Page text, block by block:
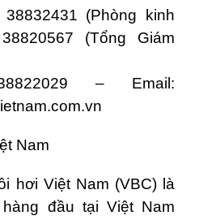
(Phòng kinh
(Tổng Giám
– Email:
Nam
hơi Việt Nam (VBC) là
đầu tại Việt Nam